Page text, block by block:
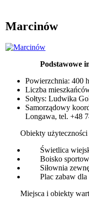
Marcinów
Podstawowe
Powierzchnia: 400
Liczba
Sołtys: Ludwika
Samorządowy
Longawa, tel. +48
Obiekty
Świetlica
Boisko
Siłownia
Plac zabaw dla
Miejsca i obiekty